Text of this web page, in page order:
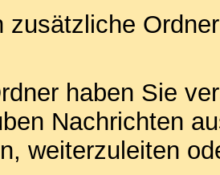
zusätzliche
haben Sie
Nachrichten
weiterzuleiten